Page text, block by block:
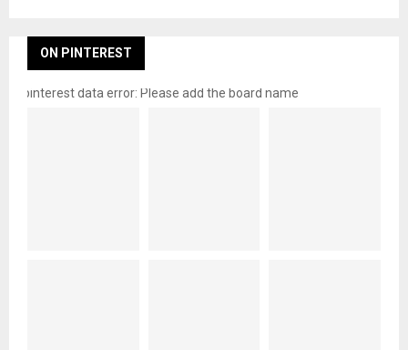
ON PINTEREST
pinterest data error: Please add the board name